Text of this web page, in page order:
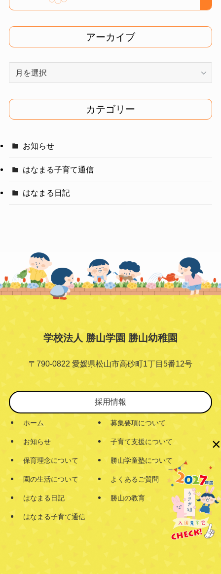
アーカイブ
イ
ブ
カテゴリー
お知らせ
はなまる子育て通信
はなまる日記
学校法人 勝山学園 勝山幼稚園
〒790-0822 愛媛県松山市高砂町1丁目5番12号
採用情報
ホーム
お知らせ
保育理念について
園の生活について
はなまる日記
はなまる子育て通信
募集要項について
子育て支援について
勝山学童塾について
よくあるご質問
勝山の教育
×